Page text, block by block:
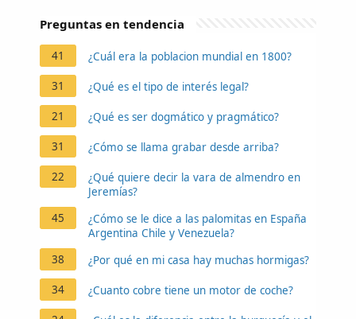
Preguntas en tendencia
41 ¿Cuál era la poblacion mundial en 1800?
31 ¿Qué es el tipo de interés legal?
21 ¿Qué es ser dogmático y pragmático?
31 ¿Cómo se llama grabar desde arriba?
22
¿Qué quiere decir la vara de almendro en
Jeremías?
45
¿Cómo se le dice a las palomitas en España
Argentina Chile y Venezuela?
38
¿Por qué en mi casa hay muchas hormigas?
34 ¿Cuanto cobre tiene un motor de coche?